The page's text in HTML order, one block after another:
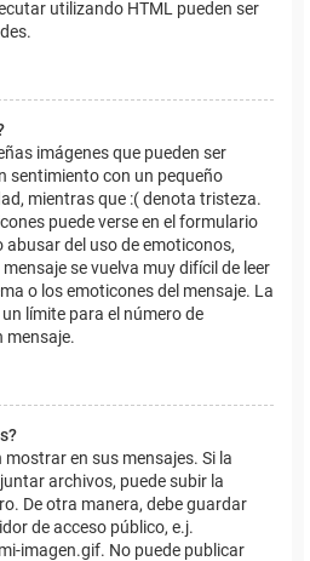
utilizando HTML pueden ser
imágenes que pueden ser
sentimiento con un pequeño
mientras que :( denota tristeza.
puede verse en el formulario
abusar del uso de emoticonos,
se vuelva muy difícil de leer
o los emoticones del mensaje. La
límite para el número de
mensaje.
mostrar en sus mensajes. Si la
archivos, puede subir la
De otra manera, debe guardar
de acceso público, e.j.
imagen.gif. No puede publicar